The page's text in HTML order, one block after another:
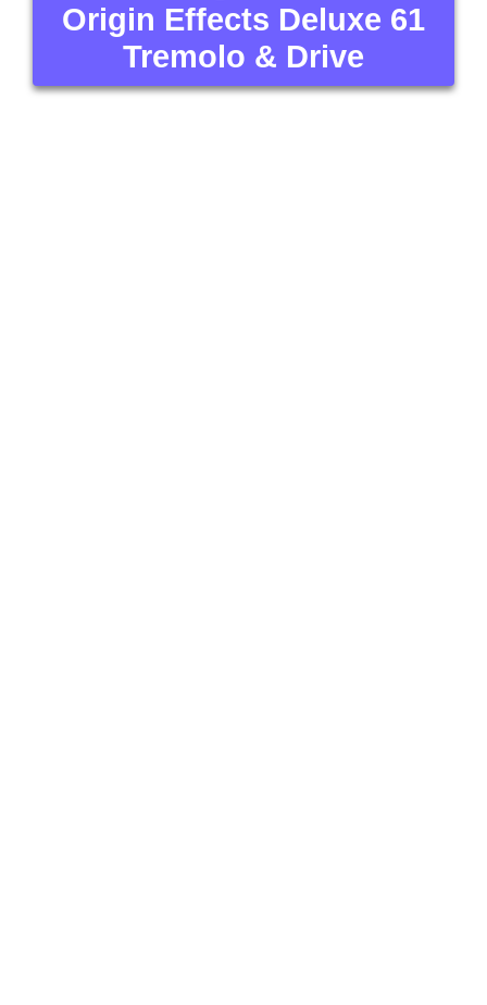
Origin Effects Deluxe 61
Tremolo & Drive